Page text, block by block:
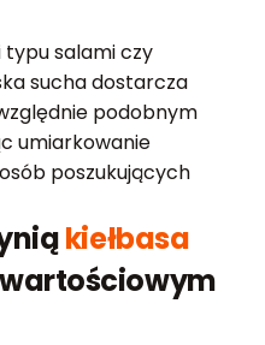
typu salami czy
sucha dostarcza
podobnym
umiarkowanie
poszukujących
kiełbasa
wartościowym